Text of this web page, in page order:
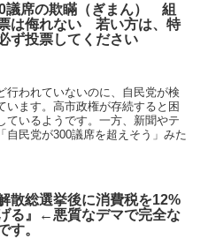
議席の欺瞞（ぎまん） 組
は侮れない 若い方は、特
ず投票してください
行われていないのに、自民党が検
います。高市政権が存続すると困
ているようです。一方、新聞やテ
自民党が300議席を超えそう」みた
解散総選挙後に消費税を12%
げる』←悪質なデマで完全な
す。